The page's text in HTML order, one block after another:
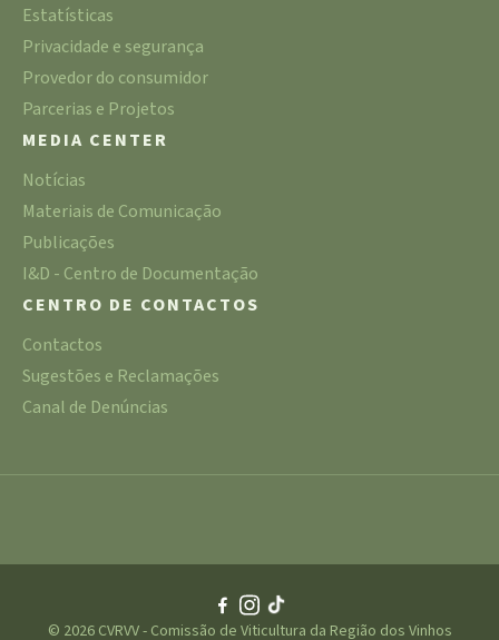
Estatísticas
Privacidade e segurança
Provedor do consumidor
Parcerias e Projetos
MEDIA CENTER
Notícias
Materiais de Comunicação
Publicações
I&D - Centro de Documentação
CENTRO DE CONTACTOS
Contactos
Sugestões e Reclamações
Canal de Denúncias
© 2026 CVRVV - Comissão de Viticultura da Região dos Vinhos